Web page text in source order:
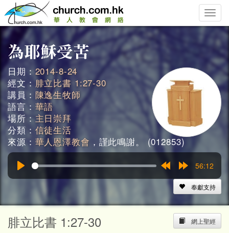
Toggle
日期： 2014-8-24
經文： 腓立比書 1:27-30
講員： 陳逸生牧師
語言： 華語
場所： 主日崇拜
分類： 信徒生活
來源： 華人恩澤教會 ，謹此鳴謝。 (012853)
15s
15s
56:12
奉獻支持
網上聖經
腓立比書 1:27-30